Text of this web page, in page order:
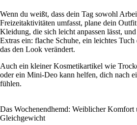
Wenn du weißt, dass dein Tag sowohl
Freizeitaktivitäten umfasst, plane dein
Kleidung, die sich leicht anpassen lässt,
Extras ein: flache Schuhe, ein leichtes
das den Look verändert.
Auch ein kleiner Kosmetikartikel wie
oder ein Mini-Deo kann helfen, dich nach
fühlen.
Das Wochenendhemd: Weiblicher Komfort
Gleichgewicht